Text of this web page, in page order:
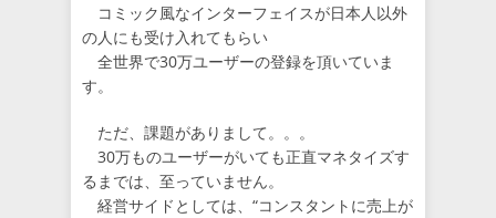
コミック風なインターフェイスが日本人以外
の人にも受け入れてもらい
全世界で30万ユーザーの登録を頂いていま
す。
ただ、課題がありまして。。。
30万ものユーザーがいても正直マネタイズす
るまでは、至っていません。
経営サイドとしては、“コンスタントに売上が